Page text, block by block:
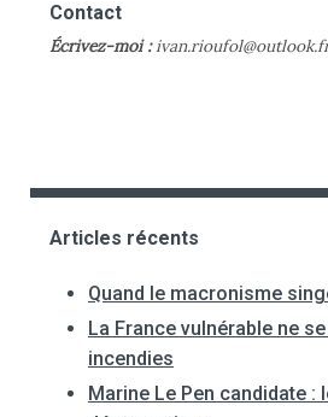
Contact
Écrivez-moi :
Articles récents
Quand le macronisme
La France vulnérable ne
incendies
Marine Le Pen candidate